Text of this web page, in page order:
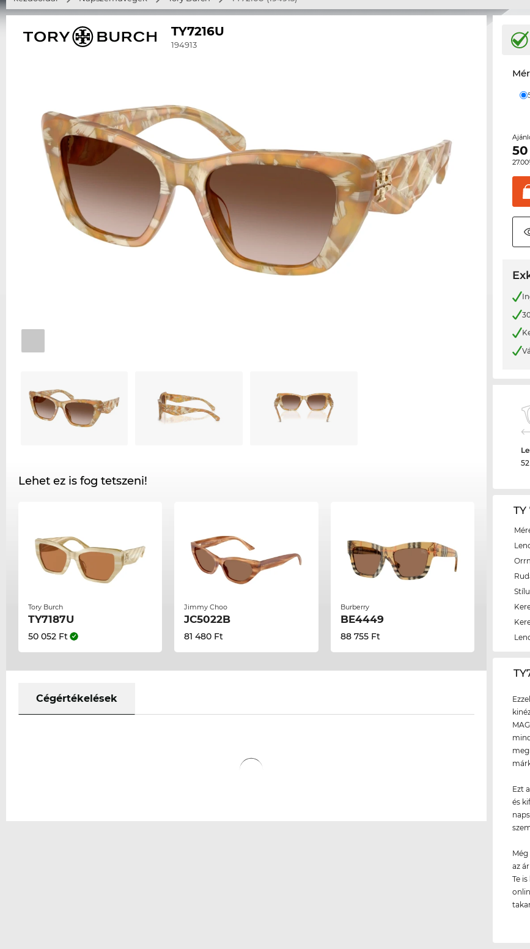
TY7216U
194913
Lehet ez is fog tetszeni!
Tory Burch
TY7187U
50 052 Ft
Jimmy Choo
JC5022B
81 480 Ft
Burberry
BE4449
88 755 Ft
Cégértékelések
TY
Ezt
és
az
Te